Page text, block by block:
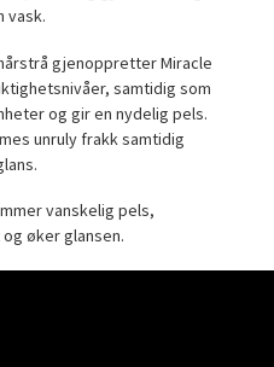
vask.
gjenoppretter Miracle
samtidig som
og gir en nydelig pels.
unruly frakk samtidig
vanskelig pels,
øker glansen.